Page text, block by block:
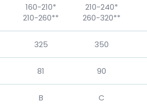
160-210*
210-260**
210-240*
260-320**
325 350
81 90
B C